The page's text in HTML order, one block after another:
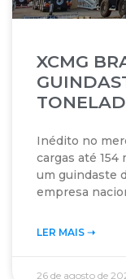
XCMG
Inédito no
cargas até
um guindaste
empresa
LER MAIS ➝‬
26 de agosto de